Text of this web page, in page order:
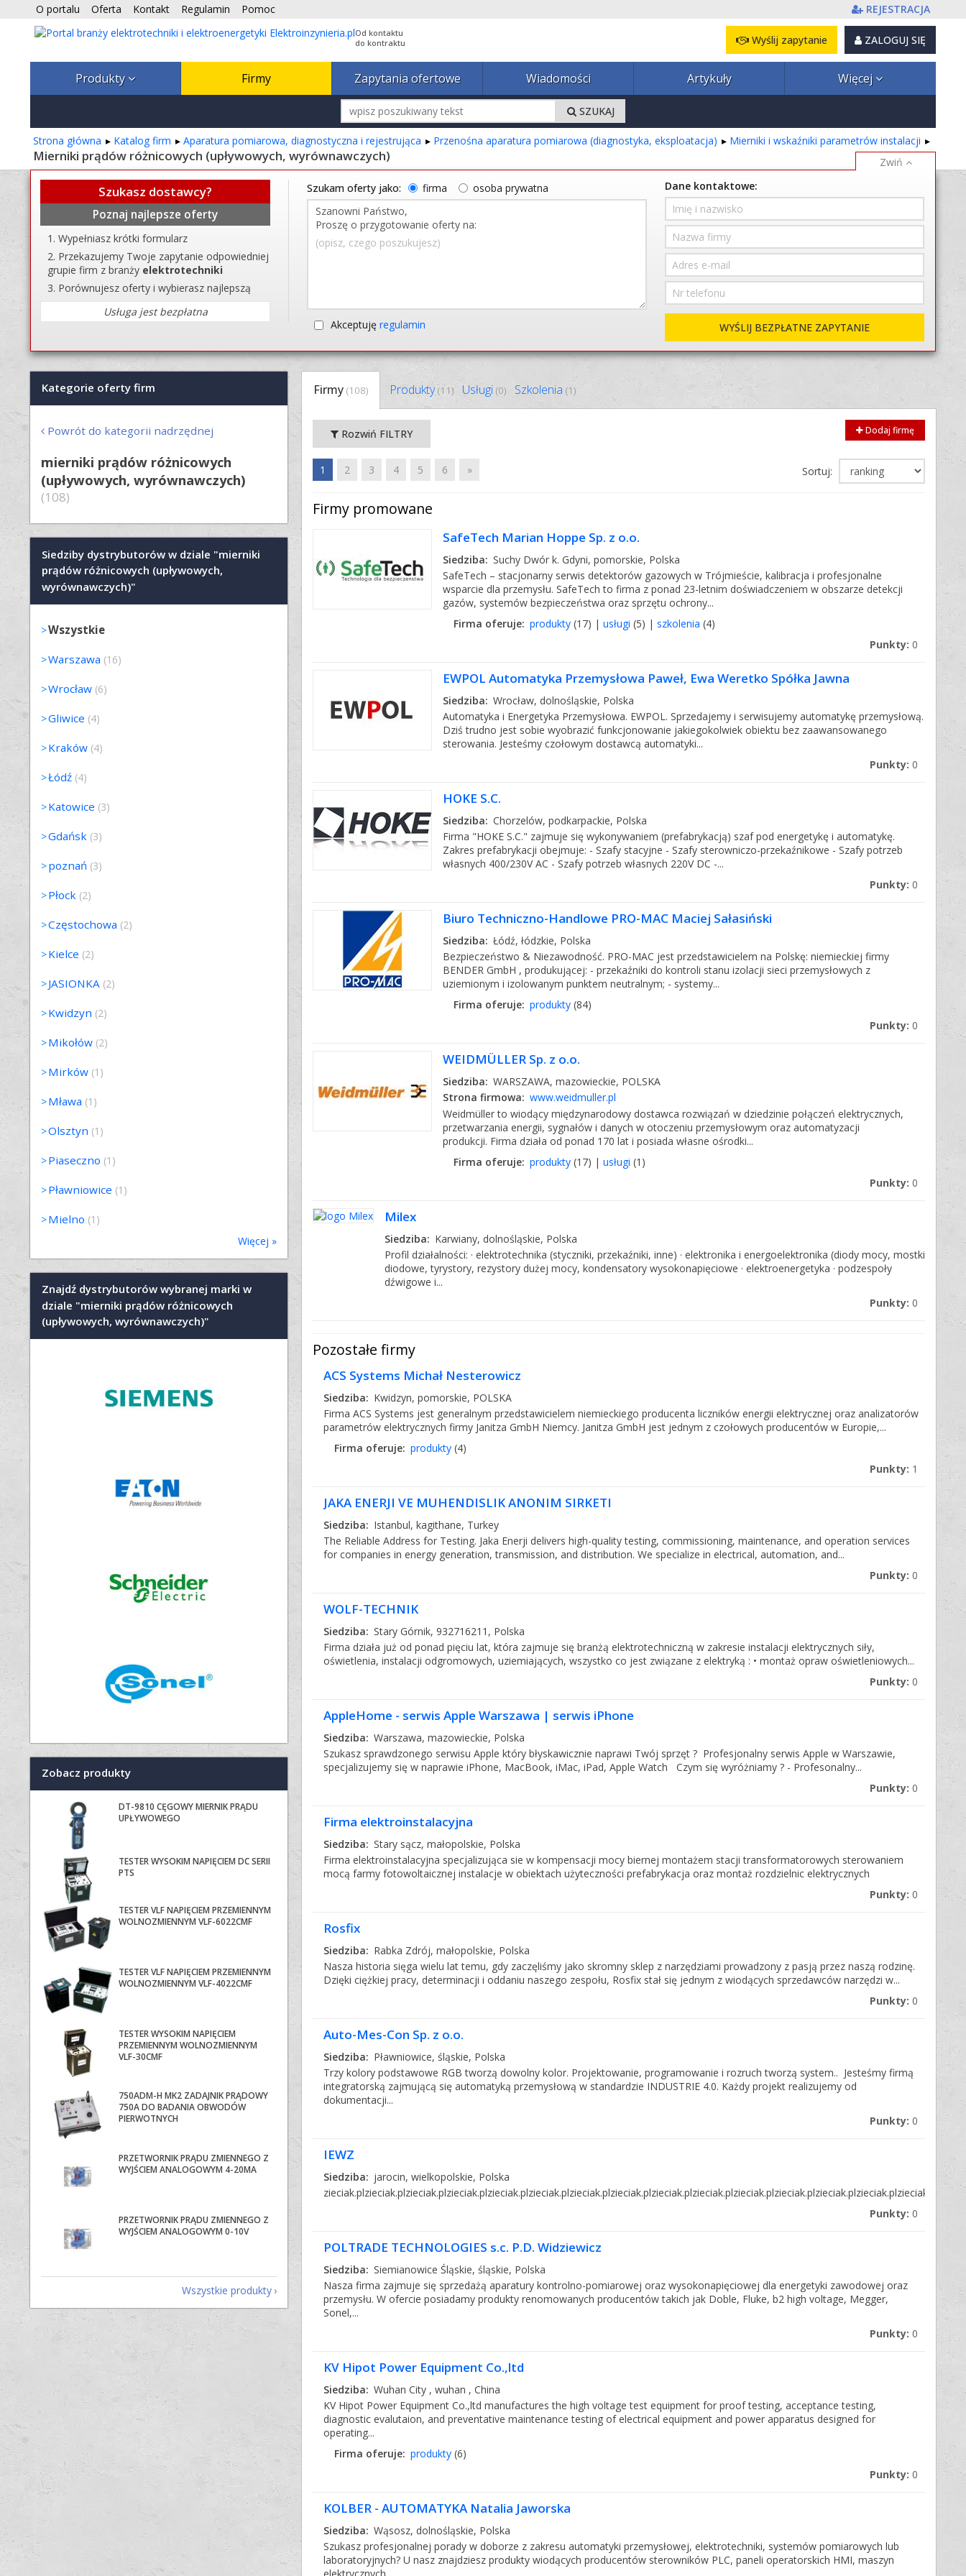
O portalu Oferta Kontakt Regulamin Pomoc REJESTRACJA
Od kontaktu
do kontraktu
ZALOGUJ SIĘ
Wyślij zapytanie
Produkty Firmy Zapytania ofertowe Wiadomości Artykuły Więcej
SZUKAJ
Strona główna Katalog firm Aparatura pomiarowa, diagnostyczna i rejestrująca Przenośna aparatura pomiarowa (diagnostyka, eksploatacja) Mierniki i wskaźniki parametrów instalacji
Mierniki prądów różnicowych (upływowych, wyrównawczych)
Firmy (108) Produkty(11) Usługi (0) Szkolenia (1)
Dodaj firmę
Rozwiń FILTRY
1 2 3 4 5 6 » Sortuj:
Firmy promowane
SafeTech Marian Hoppe Sp. z o.o.
Siedziba: Suchy Dwór k. Gdyni, pomorskie, Polska
SafeTech – stacjonarny serwis detektorów gazowych w Trójmieście, kalibracja i profesjonalne
wsparcie dla przemysłu. SafeTech to firma z ponad 23-letnim doświadczeniem w obszarze detekcji
gazów, systemów bezpieczeństwa oraz sprzętu ochrony...
Firma oferuje: produkty (17) | usługi (5) | szkolenia (4)
Punkty: 0
EWPOL Automatyka Przemysłowa Paweł, Ewa Weretko Spółka Jawna
Siedziba: Wrocław, dolnośląskie, Polska
Automatyka i Energetyka Przemysłowa. EWPOL. Sprzedajemy i serwisujemy automatykę przemysłową.
Dziś trudno jest sobie wyobrazić funkcjonowanie jakiegokolwiek obiektu bez zaawansowanego
sterowania. Jesteśmy czołowym dostawcą automatyki...
Punkty: 0
HOKE S.C.
Siedziba: Chorzelów, podkarpackie, Polska
Firma "HOKE S.C." zajmuje się wykonywaniem (prefabrykacją) szaf pod energetykę i automatykę.
Zakres prefabrykacji obejmuje: - Szafy stacyjne - Szafy sterowniczo-przekaźnikowe - Szafy potrzeb
własnych 400/230V AC - Szafy potrzeb własnych 220V DC -...
Punkty: 0
Biuro Techniczno-Handlowe PRO-MAC Maciej Sałasiński
Siedziba: Łódź, łódzkie, Polska
Bezpieczeństwo & Niezawodność. PRO-MAC jest przedstawicielem na Polskę: niemieckiej firmy
BENDER GmbH , produkującej: - przekaźniki do kontroli stanu izolacji sieci przemysłowych z
uziemionym i izolowanym punktem neutralnym; - systemy...
Firma oferuje: produkty (84)
Punkty: 0
WEIDMÜLLER Sp. z o.o.
Siedziba: WARSZAWA, mazowieckie, POLSKA
Strona firmowa: www.weidmuller.pl
Weidmüller to wiodący międzynarodowy dostawca rozwiązań w dziedzinie połączeń elektrycznych,
przetwarzania energii, sygnałów i danych w otoczeniu przemysłowym oraz automatyzacji
produkcji. Firma działa od ponad 170 lat i posiada własne ośrodki...
Firma oferuje: produkty (17) | usługi (1)
Punkty: 0
Milex
Siedziba: Karwiany, dolnośląskie, Polska
Profil działalności: · elektrotechnika (styczniki, przekaźniki, inne) · elektronika i energoelektronika (diody mocy, mostki
diodowe, tyrystory, rezystory dużej mocy, kondensatory wysokonapięciowe · elektroenergetyka · podzespoły
dźwigowe i...
Punkty: 0
Pozostałe firmy
ACS Systems Michał Nesterowicz
Siedziba: Kwidzyn, pomorskie, POLSKA
Firma ACS Systems jest generalnym przedstawicielem niemieckiego producenta liczników energii elektrycznej oraz analizatorów
parametrów elektrycznych firmy Janitza GmbH Niemcy. Janitza GmbH jest jednym z czołowych producentów w Europie,...
Firma oferuje: produkty (4)
Punkty: 1
JAKA ENERJI VE MUHENDISLIK ANONIM SIRKETI
Siedziba: Istanbul, kagithane, Turkey
The Reliable Address for Testing. Jaka Enerji delivers high-quality testing, commissioning, maintenance, and operation services
for companies in energy generation, transmission, and distribution. We specialize in electrical, automation, and...
Punkty: 0
WOLF-TECHNIK
Siedziba: Stary Górnik, 932716211, Polska
Firma działa już od ponad pięciu lat, która zajmuje się branżą elektrotechniczną w zakresie instalacji elektrycznych siły,
oświetlenia, instalacji odgromowych, uziemiających, wszystko co jest związane z elektryką : • montaż opraw oświetleniowych...
Punkty: 0
AppleHome - serwis Apple Warszawa | serwis iPhone
Siedziba: Warszawa, mazowieckie, Polska
Szukasz sprawdzonego serwisu Apple który błyskawicznie naprawi Twój sprzęt ? Profesjonalny serwis Apple w Warszawie,
specjalizujemy się w naprawie iPhone, MacBook, iMac, iPad, Apple Watch Czym się wyróżniamy ? - Profesonalny...
Punkty: 0
Firma elektroinstalacyjna
Siedziba: Stary sącz, małopolskie, Polska
Firma elektroinstalacyjna specjalizująca sie w kompensacji mocy biernej montażem stacji transformatorowych sterowaniem
mocą farmy fotowoltaicznej instalacje w obiektach użyteczności prefabrykacja oraz montaż rozdzielnic elektrycznych
Punkty: 0
Rosfix
Siedziba: Rabka Zdrój, małopolskie, Polska
Nasza historia sięga wielu lat temu, gdy zaczęliśmy jako skromny sklep z narzędziami prowadzony z pasją przez naszą rodzinę.
Dzięki ciężkiej pracy, determinacji i oddaniu naszego zespołu, Rosfix stał się jednym z wiodących sprzedawców narzędzi w...
Punkty: 0
Auto-Mes-Con Sp. z o.o.
Siedziba: Pławniowice, śląskie, Polska
Trzy kolory podstawowe RGB tworzą dowolny kolor. Projektowanie, programowanie i rozruch tworzą system.. Jesteśmy firmą
integratorską zajmującą się automatyką przemysłową w standardzie INDUSTRIE 4.0. Każdy projekt realizujemy od
dokumentacji...
Punkty: 0
IEWZ
Siedziba: jarocin, wielkopolskie, Polska
Punkty: 0
POLTRADE TECHNOLOGIES s.c. P.D. Widziewicz
Siedziba: Siemianowice Śląskie, śląskie, Polska
Nasza firma zajmuje się sprzedażą aparatury kontrolno-pomiarowej oraz wysokonapięciowej dla energetyki zawodowej oraz
przemysłu. W ofercie posiadamy produkty renomowanych producentów takich jak Doble, Fluke, b2 high voltage, Megger,
Sonel,...
Punkty: 0
KV Hipot Power Equipment Co.,ltd
Siedziba: Wuhan City , wuhan , China
KV Hipot Power Equipment Co.,ltd manufactures the high voltage test equipment for proof testing, acceptance testing,
diagnostic evalutaion, and preventative maintenance testing of electrical equipment and power apparatus designed for
operating...
Firma oferuje: produkty (6)
Punkty: 0
KOLBER - AUTOMATYKA Natalia Jaworska
Siedziba: Wąsosz, dolnośląskie, Polska
Szukasz profesjonalnej porady w doborze z zakresu automatyki przemysłowej, elektrotechniki, systemów pomiarowych lub
laboratoryjnych? U nasz znajdziesz produkty wiodących producentów sterowników PLC, paneli operatorskich HMI, maszyn
Kategorie oferty firm
Powrót do kategorii nadrzędnej
mierniki prądów różnicowych
(upływowych, wyrównawczych)
(108)
Siedziby dystrybutorów w dziale "mierniki
prądów różnicowych (upływowych,
wyrównawczych)"
Wszystkie
Warszawa (16)
Wrocław (6)
Gliwice (4)
Kraków (4)
Łódź (4)
Katowice (3)
Gdańsk (3)
poznań (3)
Płock (2)
Częstochowa (2)
Kielce (2)
JASIONKA (2)
Kwidzyn (2)
Mikołów (2)
Mirków (1)
Mława (1)
Olsztyn (1)
Piaseczno (1)
Pławniowice (1)
Mielno (1)
Więcej »
Znajdź dystrybutorów wybranej marki w
dziale "mierniki prądów różnicowych
(upływowych, wyrównawczych)"
Zobacz produkty
DT-9810 CĘGOWY MIERNIK PRĄDU
UPŁYWOWEGO
TESTER WYSOKIM NAPIĘCIEM DC SERII
PTS
TESTER VLF NAPIĘCIEM PRZEMIENNYM
WOLNOZMIENNYM VLF-6022CMF
TESTER VLF NAPIĘCIEM PRZEMIENNYM
WOLNOZMIENNYM VLF-4022CMF
TESTER WYSOKIM NAPIĘCIEM
PRZEMIENNYM WOLNOZMIENNYM
VLF-30CMF
750ADM-H MK2 ZADAJNIK PRĄDOWY
750A DO BADANIA OBWODÓW
PIERWOTNYCH
PRZETWORNIK PRĄDU ZMIENNEGO Z
WYJŚCIEM ANALOGOWYM 4-20MA
PRZETWORNIK PRĄDU ZMIENNEGO Z
WYJŚCIEM ANALOGOWYM 0-10V
Wszystkie produkty
Szukasz dostawcy?
Poznaj najlepsze oferty
Wypełniasz krótki formularz
Przekazujemy Twoje zapytanie odpowiedniej
grupie firm z branży elektrotechniki
Porównujesz oferty i wybierasz najlepszą
Usługa jest bezpłatna
Szukam oferty jako: firma osoba prywatna
(opisz, czego poszukujesz)
Akceptuję regulamin
Dane kontaktowe:
WYŚLIJ BEZPŁATNE ZAPYTANIE